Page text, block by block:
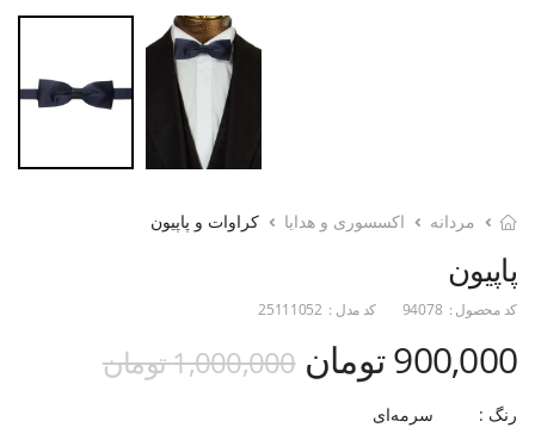
مردانه اکسسوری و هدایا کراوات و پاپیون
پاپیون
کد محصول : 94078 کد مدل : 25111052
900,000 تومان 1,000,000 تومان
رنگ : سرمه‌ای